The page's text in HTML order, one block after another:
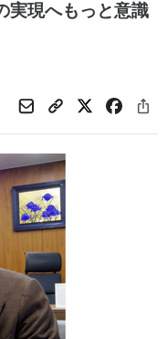
現へもっと意識